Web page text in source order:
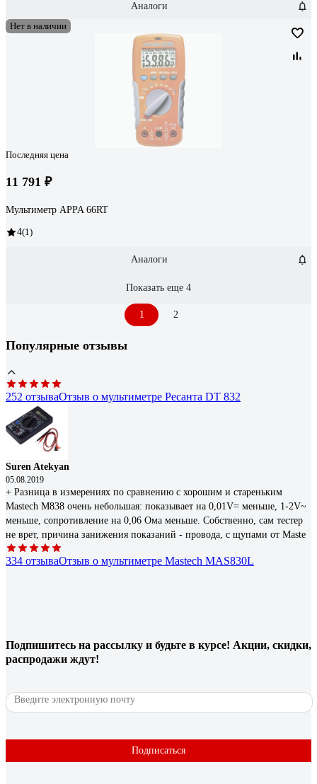
Аналоги
Нет в наличии
Последняя цена
11 791 ₽
Мультиметр APPA 66RT
4(1)
Аналоги
Показать еще 4
1 2
Популярные отзывы
252 отзываОтзыв о мультиметре Ресанта DT 832
Suren Atekyan
05.08.2019
+ Разница в измерениях по сравнению с хорошим и стареньким
Mastech M838 очень небольшая: показывает на 0,01V= меньше, 1-2V~
меньше, сопротивление на 0,06 Ома меньше. Собственно, сам тестер
не врет, причина занижения показаний - провода, с щупами от Maste
334 отзываОтзыв о мультиметре Mastech MAS830L
15.03.2020
Хорошо с справляется с тем, для чего сделан
03.12.2018
Подпишитесь на рассылку и будьте в курсе! Акции, скидки,
распродажи ждут!
Подписаться